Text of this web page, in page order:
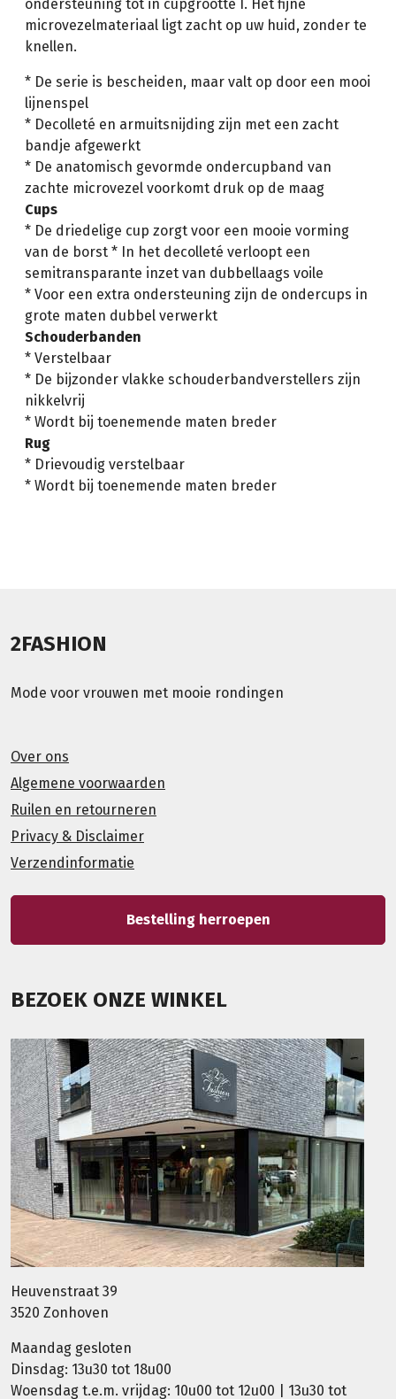
ondersteuning tot in cupgrootte I. Het fijne
microvezelmateriaal ligt zacht op uw huid, zonder te
knellen.
* De serie is bescheiden, maar valt op door een mooi
lijnenspel
* Decolleté en armuitsnijding zijn met een zacht
bandje afgewerkt
* De anatomisch gevormde ondercupband van
zachte microvezel voorkomt druk op de maag
Cups
* De driedelige cup zorgt voor een mooie vorming
van de borst * In het decolleté verloopt een
semitransparante inzet van dubbellaags voile
* Voor een extra ondersteuning zijn de ondercups in
grote maten dubbel verwerkt
Schouderbanden
* Verstelbaar
* De bijzonder vlakke schouderbandverstellers zijn
nikkelvrij
* Wordt bij toenemende maten breder
Rug
* Drievoudig verstelbaar
* Wordt bij toenemende maten breder
2FASHION
Mode voor vrouwen met mooie rondingen
Over ons
Algemene voorwaarden
Ruilen en retourneren
Privacy & Disclaimer
Verzendinformatie
Bestelling herroepen
BEZOEK ONZE WINKEL
Heuvenstraat 39
3520 Zonhoven
Maandag gesloten
Dinsdag: 13u30 tot 18u00
Woensdag t.e.m. vrijdag: 10u00 tot 12u00 | 13u30 tot